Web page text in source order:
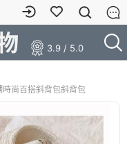
3.9 / 5.0
尚百搭斜背包斜背包